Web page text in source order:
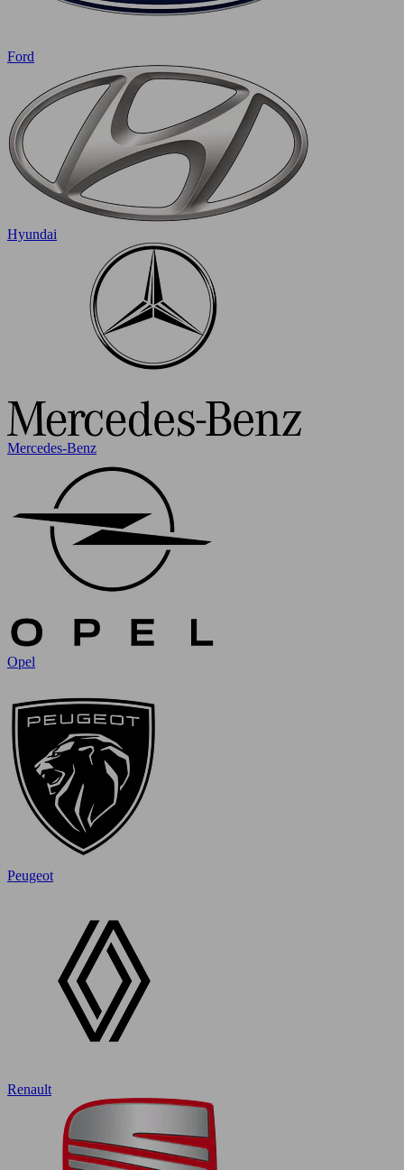
Ford
Hyundai
Mercedes-Benz
Opel
Peugeot
Renault